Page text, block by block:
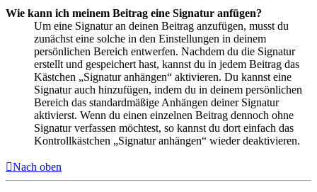
Wie kann ich meinem Beitrag eine Signatur anfügen?
Um eine Signatur an deinen Beitrag anzufügen, musst du
zunächst eine solche in den Einstellungen in deinem
persönlichen Bereich entwerfen. Nachdem du die Signatur
erstellt und gespeichert hast, kannst du in jedem Beitrag das
Kästchen „Signatur anhängen“ aktivieren. Du kannst eine
Signatur auch hinzufügen, indem du in deinem persönlichen
Bereich das standardmäßige Anhängen deiner Signatur
aktivierst. Wenn du einen einzelnen Beitrag dennoch ohne
Signatur verfassen möchtest, so kannst du dort einfach das
Kontrollkästchen „Signatur anhängen“ wieder deaktivieren.
Nach oben